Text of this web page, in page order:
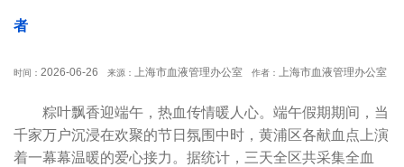
者
时间： 2026-06-26 来源： 上海市血液管理办公室 作者： 上海市血液管理办公室
粽叶飘香迎端午，热血传情暖人心。端午假期期间，当
千家万户沉浸在欢聚的节日氛围中时，黄浦区各献血点上演
着一幕幕温暖的爱心接力。据统计，三天全区共采集全血